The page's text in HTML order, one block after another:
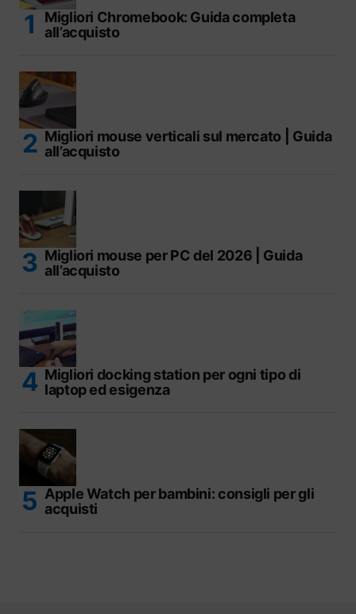
Migliori Chromebook: Guida completa
all’acquisto
Migliori mouse verticali sul mercato | Guida
all’acquisto
Migliori mouse per PC del 2026 | Guida
all’acquisto
Migliori docking station per ogni tipo di
laptop ed esigenza
Apple Watch per bambini: consigli per gli
acquisti